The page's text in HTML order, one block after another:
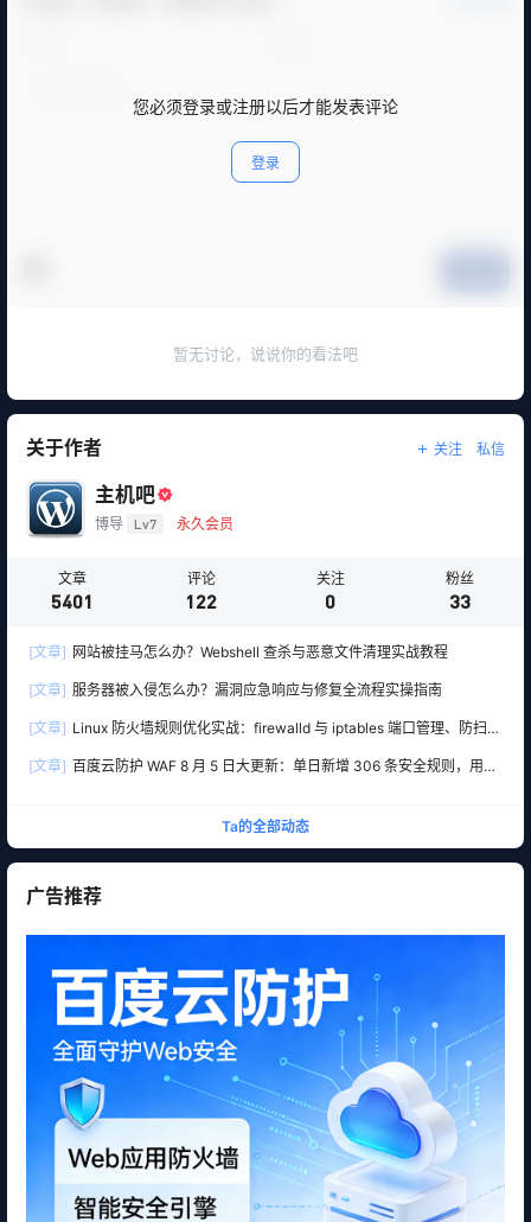
您必须登录或注册以后才能发表评论
登录
暂无讨论，说说你的看法吧
关于作者 关注 私信
主机吧
博导 Lv7 永久会员
文章
5401
评论
122
关注
0
粉丝
33
[文章] 网站被挂马怎么办？Webshell 查杀与恶意文件清理实战教程
[文章] 服务器被入侵怎么办？漏洞应急响应与修复全流程实操指南
[文章] Linux 防火墙规则优化实战：firewalld 与 iptables 端口管理、防扫描
[文章] 百度云防护 WAF 8 月 5 日大更新：单日新增 306 条安全规则，用友
Ta的全部动态
广告推荐